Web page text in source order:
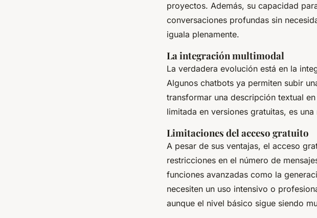
proyectos. Además, su capacidad
conversaciones profundas sin
iguala plenamente.
La integración multimodal
La verdadera evolución está en la
Algunos chatbots ya permiten subir
transformar una descripción textual
limitada en versiones gratuitas, es
Limitaciones del acceso gratuito
A pesar de sus ventajas, el acceso
restricciones en el número de
funciones avanzadas como la
necesiten un uso intensivo o
aunque el nivel básico sigue siendo